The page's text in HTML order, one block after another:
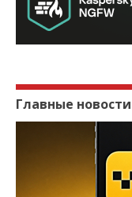
Главные новости